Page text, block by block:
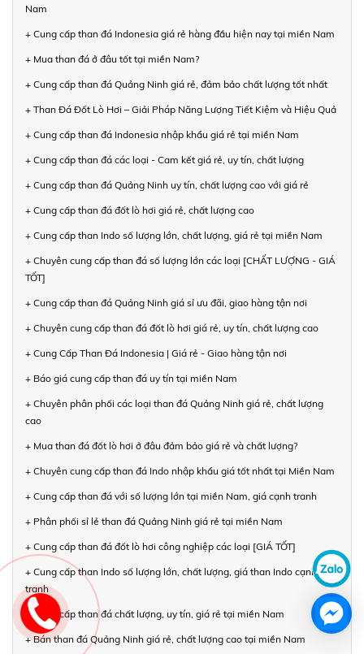
Nam
+ Cung cấp than đá Indonesia giá rẻ hàng đầu hiện nay tại miền Nam
+ Mua than đá ở đâu tốt tại miền Nam?
+ Cung cấp than đá Quảng Ninh giá rẻ, đảm bảo chất lượng tốt nhất
+ Than Đá Đốt Lò Hơi – Giải Pháp Năng Lượng Tiết Kiệm và Hiệu Quả
+ Cung cấp than đá Indonesia nhập khẩu giá rẻ tại miền Nam
+ Cung cấp than đá các loại - Cam kết giá rẻ, uy tín, chất lượng
+ Cung cấp than đá Quảng Ninh uy tín, chất lượng cao với giá rẻ
+ Cung cấp than đá đốt lò hơi giá rẻ, chất lượng cao
+ Cung cấp than Indo số lượng lớn, chất lượng, giá rẻ tại miền Nam
+ Chuyên cung cấp than đá số lượng lớn các loại [CHẤT LƯỢNG - GIÁ
TỐT]
+ Cung cấp than đá Quảng Ninh giá sỉ ưu đãi, giao hàng tận nơi
+ Chuyên cung cấp than đá đốt lò hơi giá rẻ, uy tín, chất lượng cao
+ Cung Cấp Than Đá Indonesia | Giá rẻ - Giao hàng tận nơi
+ Báo giá cung cấp than đá uy tín tại miền Nam
+ Chuyên phân phối các loại than đá Quảng Ninh giá rẻ, chất lượng
cao
+ Mua than đá đốt lò hơi ở đâu đảm bảo giá rẻ và chất lượng?
+ Chuyên cung cấp than đá Indo nhập khẩu giá tốt nhất tại Miền Nam
+ Cung cấp than đá với số lượng lớn tại miền Nam, giá cạnh tranh
+ Phân phối sỉ lẻ than đá Quảng Ninh giá rẻ tại miền Nam
+ Cung cấp than đá đốt lò hơi công nghiệp các loại [GIÁ TỐT]
+ Cung cấp than Indo số lượng lớn, chất lượng, giá than Indo cạnh
tranh
+ Cung cấp than đá chất lượng, uy tín, giá rẻ tại miền Nam
+ Bán than đá Quảng Ninh giá rẻ, chất lượng cao tại miền Nam